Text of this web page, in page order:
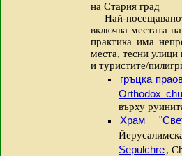
на Стария град
Най-
включва местата
практика има
места, тесни
и туристите/
гръцка
Orthodox
върху
Храм
Sepulchre,